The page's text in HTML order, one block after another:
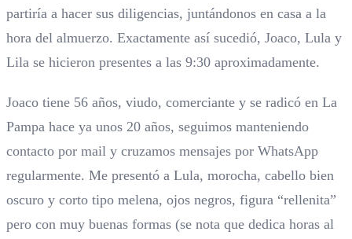
partiría a hacer sus diligencias, juntándonos en casa a la
hora del almuerzo. Exactamente así sucedió, Joaco, Lula y
Lila se hicieron presentes a las 9:30 aproximadamente.
Joaco tiene 56 años, viudo, comerciante y se radicó en La
Pampa hace ya unos 20 años, seguimos manteniendo
contacto por mail y cruzamos mensajes por WhatsApp
regularmente. Me presentó a Lula, morocha, cabello bien
oscuro y corto tipo melena, ojos negros, figura “rellenita”
pero con muy buenas formas (se nota que dedica horas al